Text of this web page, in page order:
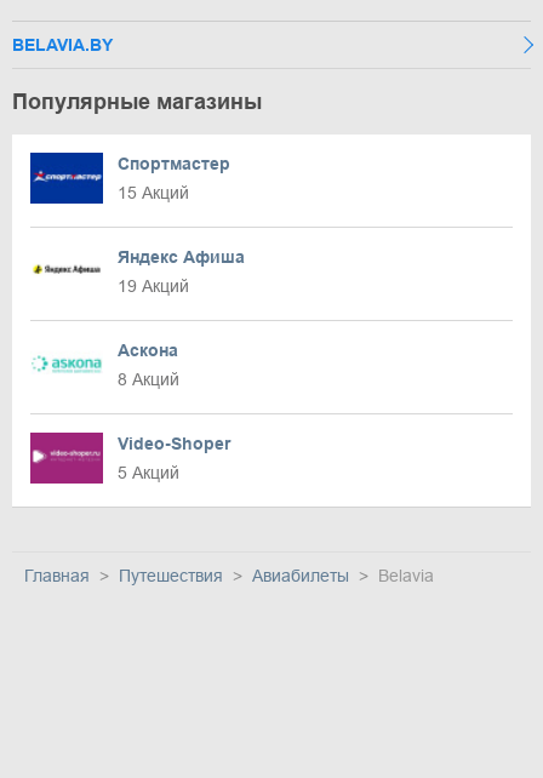
BELAVIA.BY
Популярные магазины
Спортмастер
15 Акций
Яндекс Афиша
19 Акций
Аскона
8 Акций
Video-Shoper
5 Акций
Главная Путешествия Авиабилеты Belavia